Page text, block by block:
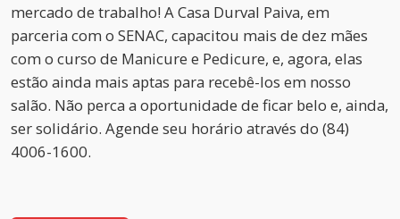
mercado de trabalho! A Casa Durval Paiva, em
parceria com o SENAC, capacitou mais de dez mães
com o curso de Manicure e Pedicure, e, agora, elas
estão ainda mais aptas para recebê-los em nosso
salão. Não perca a oportunidade de ficar belo e, ainda,
ser solidário. Agende seu horário através do (84)
4006-1600.